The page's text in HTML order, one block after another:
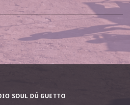
SOUL DÚ GUETTO